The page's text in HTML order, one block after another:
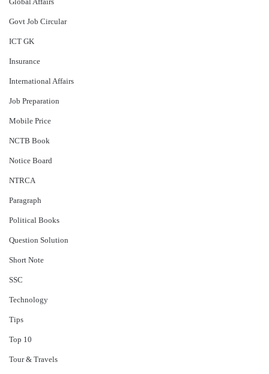
Govt Job Circular
ICT GK
Insurance
International Affairs
Job Preparation
Mobile Price
NCTB Book
Notice Board
NTRCA
Paragraph
Political Books
Question Solution
Short Note
‍SSC
Technology
Tips
Top 10
Tour & Travels